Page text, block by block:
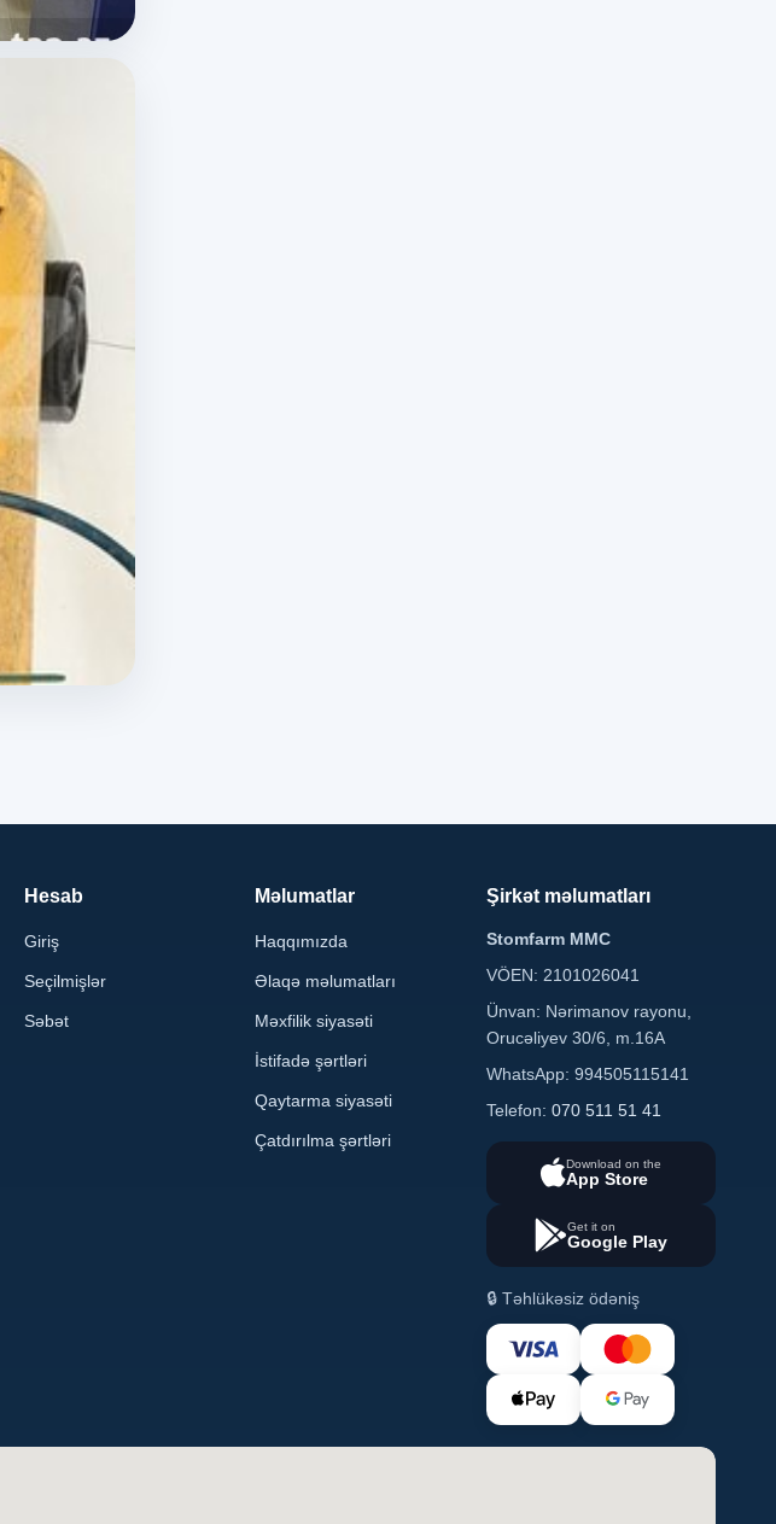
Hesab
Giriş
Seçilmişlər
Səbət
Məlumatlar
Haqqımızda
Əlaqə məlumatları
Məxfilik siyasəti
İstifadə şərtləri
Qaytarma siyasəti
Çatdırılma şərtləri
Şirkət məlumatları
Stomfarm MMC
VÖEN: 2101026041
Ünvan: Nərimanov rayonu,
Orucəliyev 30/6, m.16A
WhatsApp: 994505115141
Telefon: 070 511 51 41
Download on the
App Store
Get it on
Google Play
🔒 Təhlükəsiz ödəniş